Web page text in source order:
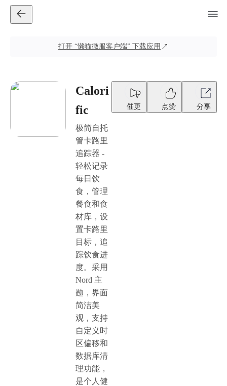
打开 “懒猫微服客户端” 下载应用
Calori
fic
极简自托
管卡路里
追踪器 -
轻松记录
每日饮
食，管理
餐食和食
材库，设
置卡路里
目标，追
踪饮食进
度。采用
Nord 主
题，界面
简洁美
观，支持
自定义时
区偏移和
数据库清
理功能，
是个人健
催更 点赞 分享